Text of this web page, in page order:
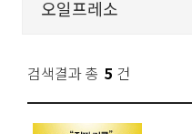
검색결과 총 5 건